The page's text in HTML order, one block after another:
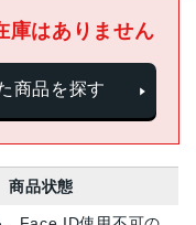
庫はありません
商品を探す
商品状態